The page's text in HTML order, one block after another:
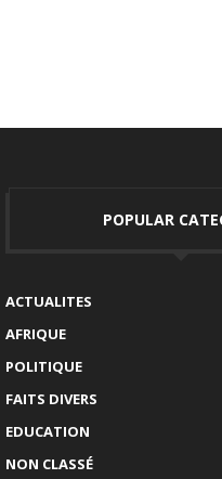
POPULAR
ACTUALITES
AFRIQUE
POLITIQUE
FAITS DIVERS
EDUCATION
NON CLASSÉ